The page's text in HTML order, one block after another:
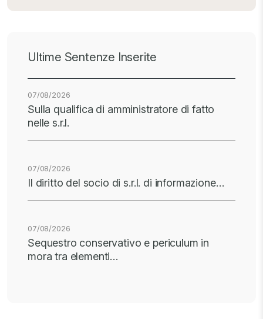
Ultime Sentenze Inserite
07/08/2026
Sulla qualifica di amministratore di fatto
nelle s.r.l.
07/08/2026
Il diritto del socio di s.r.l. di informazione…
07/08/2026
Sequestro conservativo e periculum in
mora tra elementi…